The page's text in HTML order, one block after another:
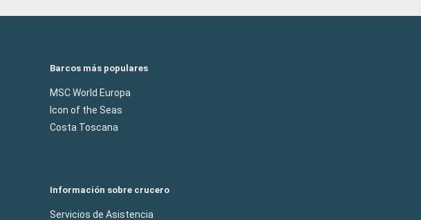
Barcos más populares
MSC World Europa
Icon of the Seas
Costa Toscana
Información sobre crucero
Servicios de Asistencia